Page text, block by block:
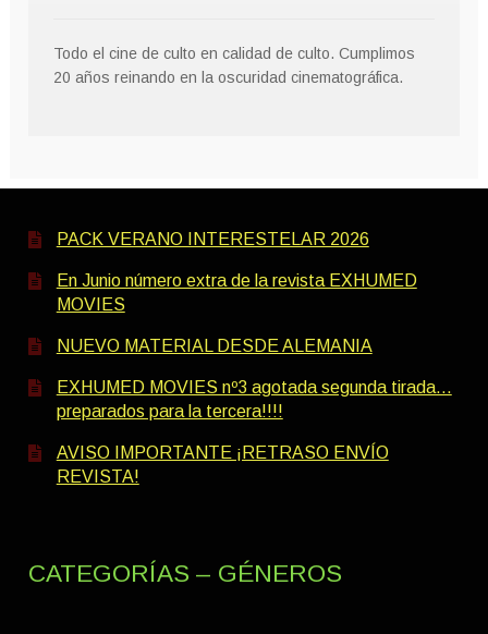
Todo el cine de culto en calidad de culto. Cumplimos
20 años reinando en la oscuridad cinematográfica.
PACK VERANO INTERESTELAR 2026
En Junio número extra de la revista EXHUMED
MOVIES
NUEVO MATERIAL DESDE ALEMANIA
EXHUMED MOVIES nº3 agotada segunda tirada…
preparados para la tercera!!!!
AVISO IMPORTANTE ¡RETRASO ENVÍO
REVISTA!
CATEGORÍAS – GÉNEROS